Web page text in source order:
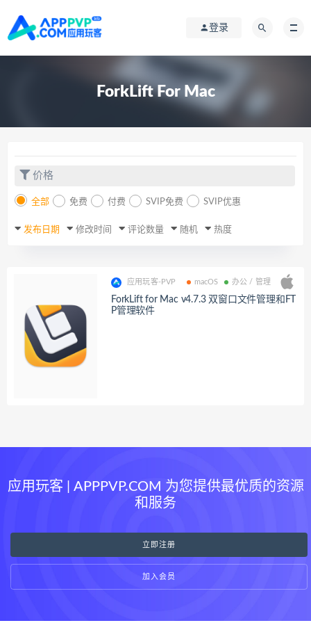
登录
ForkLift For Mac
价格
全部 免费 付费 SVIP免费 SVIP优惠
发布日期 修改时间 评论数量 随机 热度
应用玩客-PVP macOS 办公 / 管理
ForkLift for Mac v4.7.3 双窗口文件管理和FT
P管理软件
应用玩客 | APPPVP.COM 为您提供最优质的资源
和服务
立即注册
加入会员